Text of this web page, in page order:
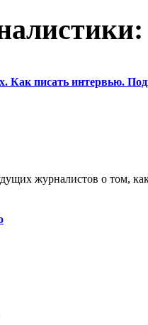
Как писать интервью.
журналистов о том,